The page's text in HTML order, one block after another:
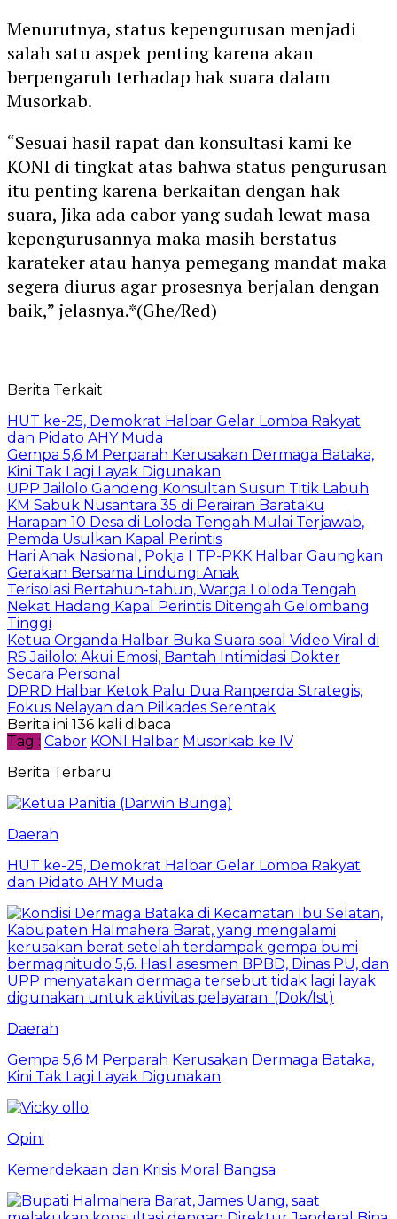
Menurutnya, status kepengurusan menjadi
salah satu aspek penting karena akan
berpengaruh terhadap hak suara dalam
Musorkab.
“Sesuai hasil rapat dan konsultasi kami ke
KONI di tingkat atas bahwa status pengurusan
itu penting karena berkaitan dengan hak
suara, Jika ada cabor yang sudah lewat masa
kepengurusannya maka masih berstatus
karateker atau hanya pemegang mandat maka
segera diurus agar prosesnya berjalan dengan
baik,” jelasnya.*(Ghe/Red)
Berita Terkait
HUT ke-25, Demokrat Halbar Gelar Lomba Rakyat
dan Pidato AHY Muda
Gempa 5,6 M Perparah Kerusakan Dermaga Bataka,
Kini Tak Lagi Layak Digunakan
UPP Jailolo Gandeng Konsultan Susun Titik Labuh
KM Sabuk Nusantara 35 di Perairan Barataku
Harapan 10 Desa di Loloda Tengah Mulai Terjawab,
Pemda Usulkan Kapal Perintis
Hari Anak Nasional, Pokja I TP-PKK Halbar Gaungkan
Gerakan Bersama Lindungi Anak
Terisolasi Bertahun-tahun, Warga Loloda Tengah
Nekat Hadang Kapal Perintis Ditengah Gelombang
Tinggi
Ketua Organda Halbar Buka Suara soal Video Viral di
RS Jailolo: Akui Emosi, Bantah Intimidasi Dokter
Secara Personal
DPRD Halbar Ketok Palu Dua Ranperda Strategis,
Fokus Nelayan dan Pilkades Serentak
Berita ini 136 kali dibaca
Tag : Cabor KONI Halbar Musorkab ke IV
Berita Terbaru
Daerah
HUT ke-25, Demokrat Halbar Gelar Lomba Rakyat
dan Pidato AHY Muda
Daerah
Gempa 5,6 M Perparah Kerusakan Dermaga Bataka,
Kini Tak Lagi Layak Digunakan
Opini
Kemerdekaan dan Krisis Moral Bangsa